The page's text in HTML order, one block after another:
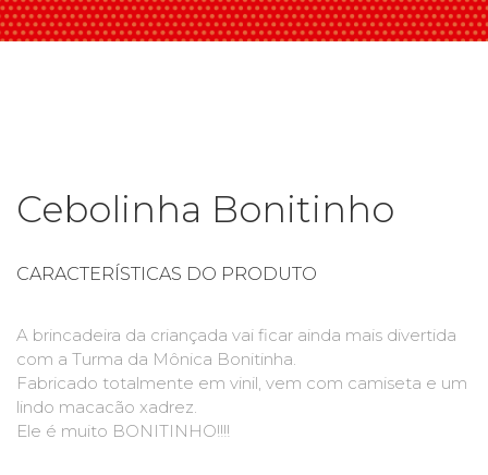
Cebolinha Bonitinho
CARACTERÍSTICAS DO PRODUTO
A brincadeira da criançada vai ficar ainda mais divertida
com a Turma da Mônica Bonitinha.
Fabricado totalmente em vinil, vem com camiseta e um
lindo macacão xadrez.
Ele é muito BONITINHO!!!!